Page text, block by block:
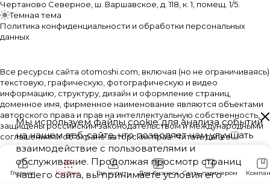
Чертаново Северное, ш. Варшавское, д. 118, к. 1, помещ. 1/5.
Темная тема
Политика конфиденциальности и обработки персональных
данных
Все ресурсы сайта otomoshi.com, включая (но не ограничиваясь)
текстовую, графическую, фотографическую и видео
информацию, структуру, дизайн и оформление страниц,
доменное имя, фирменное наименование являются объектами
авторского права и прав на интеллектуальную собственность,
защищены российским законодательством и международными
соглашениями об охране авторских прав.Читать далее
Главная Каталог Где купить Для бизнеса Стать партнером
Мы используем файлы cookie для анализа событий
на нашем веб-сайте, что позволяет нам улучшать
взаимодействие с пользователями и
обслуживание. Продолжая просмотр страниц
нашего сайта, вы принимаете условия его